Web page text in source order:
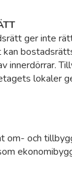
ger inte
innerdörrar.
lokaler
om- och